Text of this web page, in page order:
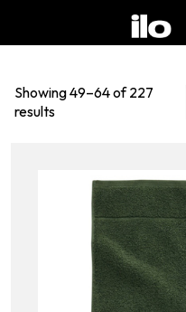
Showing 49–64 of 227
results